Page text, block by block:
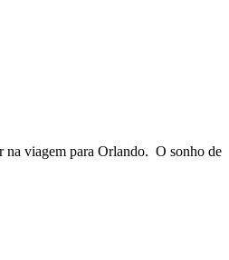
na viagem para Orlando. O sonho de